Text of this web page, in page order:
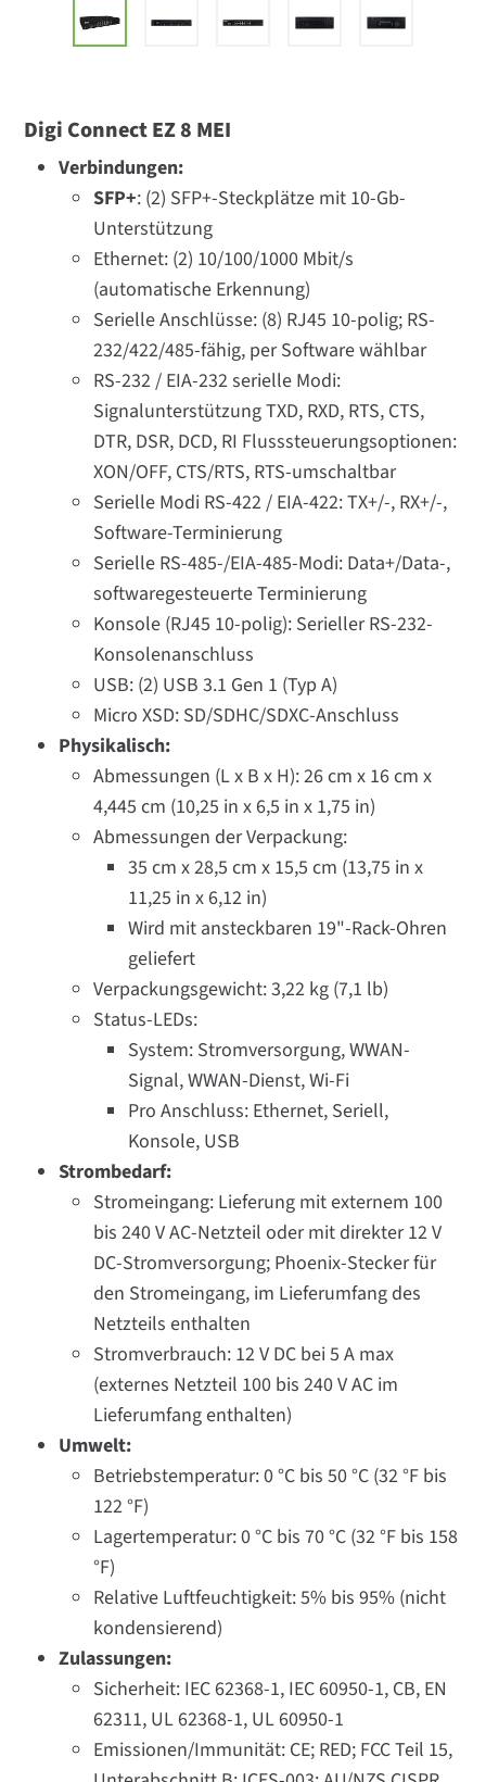
Digi Connect EZ 8 MEI
Verbindungen:
SFP+: (2) SFP+-Steckplätze mit 10-Gb-
Unterstützung
Ethernet: (2) 10/100/1000 Mbit/s
(automatische Erkennung)
Serielle Anschlüsse: (8) RJ45 10-polig; RS-
232/422/485-fähig, per Software wählbar
RS-232 / EIA-232 serielle Modi:
Signalunterstützung TXD, RXD, RTS, CTS,
DTR, DSR, DCD, RI Flusssteuerungsoptionen:
XON/OFF, CTS/RTS, RTS-umschaltbar
Serielle Modi RS-422 / EIA-422: TX+/-, RX+/-,
Software-Terminierung
Serielle RS-485-/EIA-485-Modi: Data+/Data-,
softwaregesteuerte Terminierung
Konsole (RJ45 10-polig): Serieller RS-232-
Konsolenanschluss
USB: (2) USB 3.1 Gen 1 (Typ A)
Micro XSD: SD/SDHC/SDXC-Anschluss
Physikalisch:
Abmessungen (L x B x H): 26 cm x 16 cm x
4,445 cm (10,25 in x 6,5 in x 1,75 in)
Abmessungen der Verpackung:
35 cm x 28,5 cm x 15,5 cm (13,75 in x
11,25 in x 6,12 in)
Wird mit ansteckbaren 19"-Rack-Ohren
geliefert
Verpackungsgewicht: 3,22 kg (7,1 lb)
Status-LEDs:
System: Stromversorgung, WWAN-
Signal, WWAN-Dienst, Wi-Fi
Pro Anschluss: Ethernet, Seriell,
Konsole, USB
Strombedarf:
Stromeingang: Lieferung mit externem 100
bis 240 V AC-Netzteil oder mit direkter 12 V
DC-Stromversorgung; Phoenix-Stecker für
den Stromeingang, im Lieferumfang des
Netzteils enthalten
Stromverbrauch: 12 V DC bei 5 A max
(externes Netzteil 100 bis 240 V AC im
Lieferumfang enthalten)
Umwelt:
Betriebstemperatur: 0 °C bis 50 °C (32 °F bis
122 °F)
Lagertemperatur: 0 °C bis 70 °C (32 °F bis 158
°F)
Relative Luftfeuchtigkeit: 5% bis 95% (nicht
kondensierend)
Zulassungen:
Sicherheit: IEC 62368-1, IEC 60950-1, CB, EN
62311, UL 62368-1, UL 60950-1
Emissionen/Immunität: CE; RED; FCC Teil 15,